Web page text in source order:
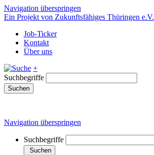
Navigation überspringen
Ein Projekt von Zukunftsfähiges Thüringen e.V.
Job-Ticker
Kontakt
Über uns
+
Suchbegriffe
Suchen
Navigation überspringen
Suchbegriffe
Suchen